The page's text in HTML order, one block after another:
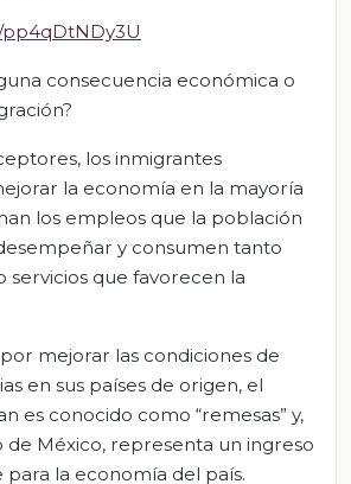
consecuencia económica o
los inmigrantes
la economía en la mayoría
los empleos que la población
y consumen tanto
que favorecen la
mejorar las condiciones de
en sus países de origen, el
es conocido como “remesas” y,
de México, representa un ingreso
la economía del país.